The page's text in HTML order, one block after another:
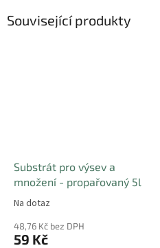
Související produkty
Substrát pro výsev a
množení - propařovaný 5l
Na dotaz
48,76 Kč bez DPH
59 Kč